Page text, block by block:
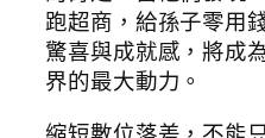
跑超商，給孫子零用
驚喜與成就感，將成
界的最大動力。